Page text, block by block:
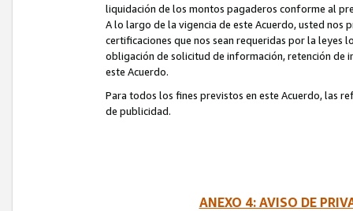
liquidación de los montos pagaderos conforme al
A lo largo de la vigencia de este Acuerdo, usted
certificaciones que nos sean requeridas por la leyes
obligación de solicitud de información, retención de
este Acuerdo.
Para todos los fines previstos en este Acuerdo, las
de publicidad.
ANEXO 4: AVISO DE